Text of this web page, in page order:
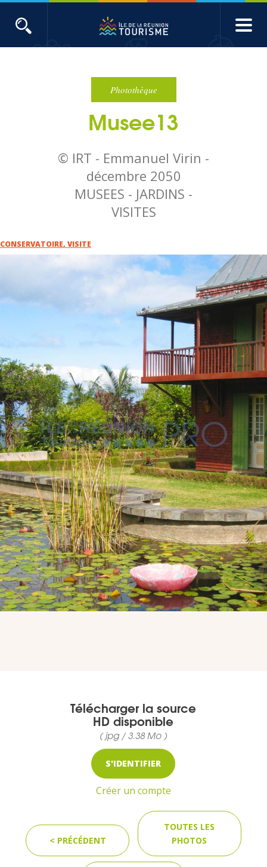
navigation
ACTUALITÉS
Produits touristiques
Etudes et indicateurs
Voyages de presse
Pro. du tourisme
Organisateur de voyage
Journaliste
L'IRT
Qui sommes nous
Planning actions IRT
Marchés / Achats
MEDIA
Photothèque
Photothèque
Musee13
© IRT - Emmanuel Virin -
décembre 2050
MUSEES - JARDINS -
VISITES
CONSERVATOIRE, VISITE
Télécharger la source
HD disponible
( jpg / 3.38 Mo )
S'IDENTIFIER
Créer un compte
< PRÉCÉDENT
TOUTES LES
PHOTOS